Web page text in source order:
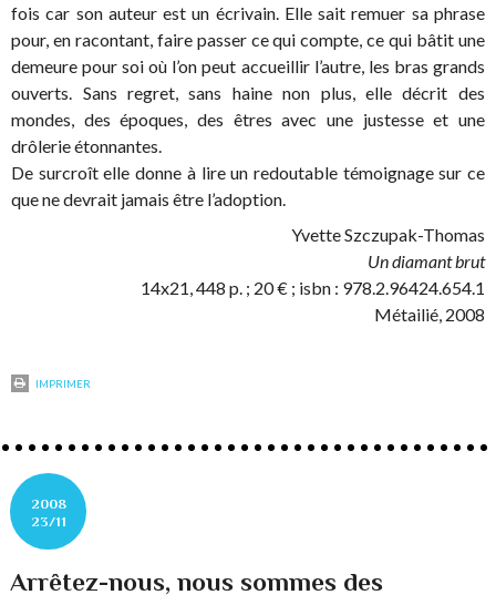
fois car son auteur est un écrivain. Elle sait remuer sa phrase
pour, en racontant, faire passer ce qui compte, ce qui bâtit une
demeure pour soi où l’on peut accueillir l’autre, les bras grands
ouverts. Sans regret, sans haine non plus, elle décrit des
mondes, des époques, des êtres avec une justesse et une
drôlerie étonnantes.
De surcroît elle donne à lire un redoutable témoignage sur ce
que ne devrait jamais être l’adoption.
Yvette Szczupak-Thomas
Un diamant brut
14x21, 448 p. ; 20 € ; isbn : 978.2.96424.654.1
Métailié, 2008
IMPRIMER
2008
23/11
Arrêtez-nous, nous sommes des